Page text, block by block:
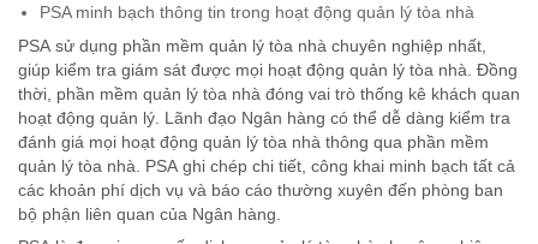
PSA minh bạch thông tin trong hoạt động quản lý tòa nhà
PSA sử dụng phần mềm quản lý tòa nhà chuyên nghiệp nhất,
giúp kiểm tra giám sát được mọi hoạt động quản lý tòa nhà. Đồng
thời, phần mềm quản lý tòa nhà đóng vai trò thống kê khách quan
hoạt động quản lý. Lãnh đạo Ngân hàng có thể dễ dàng kiểm tra
đánh giá mọi hoạt động quản lý tòa nhà thông qua phần mềm
quản lý tòa nhà. PSA ghi chép chi tiết, công khai minh bạch tất cả
các khoản phí dịch vụ và báo cáo thường xuyên đến phòng ban
bộ phận liên quan của Ngân hàng.